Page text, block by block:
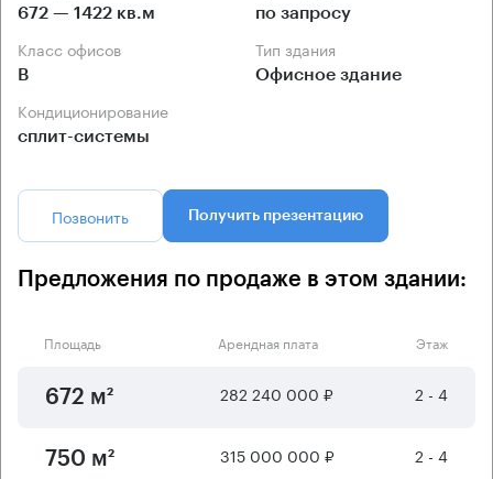
672 — 1422 кв.м по запросу
Класс офисов
B
Тип здания
Офисное здание
Кондиционирование
сплит-системы
Позвонить Получить презентацию
Предложения по продаже в этом здании:
Площадь Арендная плата Этаж
672 м² 282 240 000 ₽ 2 - 4
750 м² 315 000 000 ₽ 2 - 4